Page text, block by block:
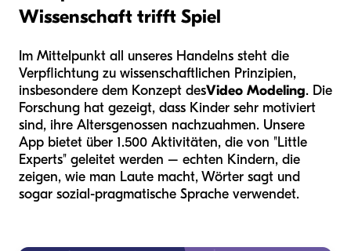
Wissenschaft trifft Spiel
Im Mittelpunkt all unseres Handelns steht die
Verpflichtung zu wissenschaftlichen Prinzipien,
insbesondere dem Konzept desVideo Modeling. Die
Forschung hat gezeigt, dass Kinder sehr motiviert
sind, ihre Altersgenossen nachzuahmen. Unsere
App bietet über 1.500 Aktivitäten, die von "Little
Experts" geleitet werden – echten Kindern, die
zeigen, wie man Laute macht, Wörter sagt und
sogar sozial-pragmatische Sprache verwendet.